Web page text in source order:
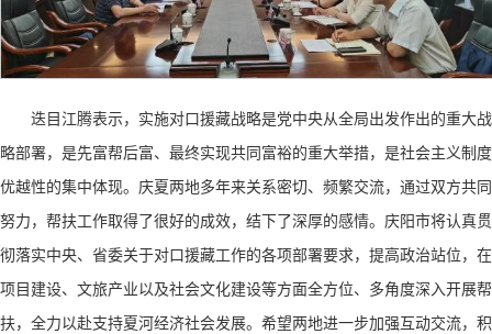
迭目江腾表示，实施对口援藏战略是党中央从全局出发作出的重大战
略部署，是先富帮后富、最终实现共同富裕的重大举措，是社会主义制度
优越性的集中体现。庆夏两地多年来关系密切、频繁交流，通过双方共同
努力，帮扶工作取得了很好的成效，结下了深厚的感情。庆阳市将认真贯
彻落实中央、省委关于对口援藏工作的各项部署要求，提高政治站位，在
项目建设、文旅产业以及社会文化建设等方面全方位、多角度深入开展帮
扶，全力以赴支持夏河经济社会发展。希望两地进一步加强互动交流，积